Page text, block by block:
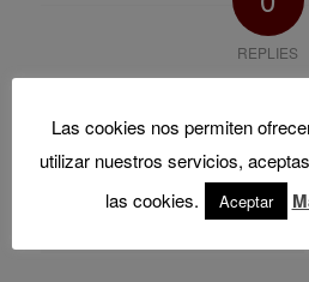
REPLIES
Want to join the discussion?
Feel free to contribute!
Las cookies nos permiten
utilizar nuestros servicios,
las cookies.
Aceptar